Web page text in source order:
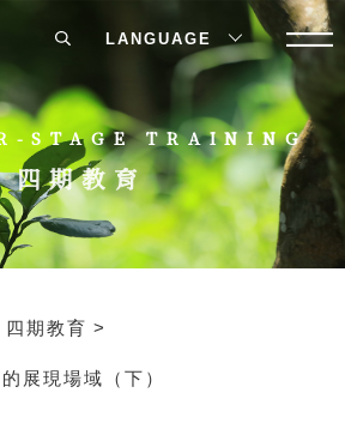
STAGE TRAINING
四期教育
四期教育
展現場域（下）
LANGUAGE